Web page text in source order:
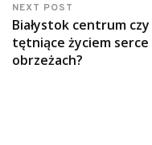
NEXT POST
Białystok centrum
tętniące życiem
obrzeżach?